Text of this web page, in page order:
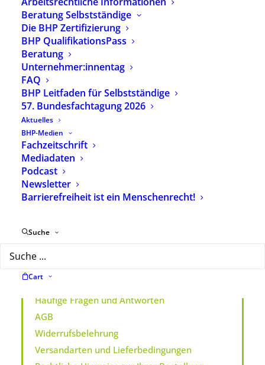
Beratung Selbstständige
Die BHP Zertifizierung
BHP QualifikationsPass
Beratung
Unternehmer:innentag
FAQ
BHP Leitfaden für Selbstständige
57. Bundesfachtagung 2026
Aktuelles
BHP-Medien
Fachzeitschrift
Mediadaten
Podcast
Newsletter
Barrierefreiheit ist ein Menschenrecht!
Suche
Cart
Weitere Informationen oder Fragen zu den
Lieferbedingungen des BHP Verlages finden Sie
im MenüpunktOrganisatorische Hinweise
Der BHP Verlag ist stetig auf der Suche nach
interessanten Beiträgen, Fachschul-,
Fachakademie-, Diplom, Bachelor-, Master- oder
Promotionsarbeiten, die für eine
Veröffentlichung im BHP Verlag infrage kommen.
Ihr Kontakt
Ginka Harder
030/40 60 50 69
E-Mail schreiben
BHP Verlag
Häufige Fragen und Antworten
AGB
Widerrufsbelehrung
Versandarten und Lieferbedingungen